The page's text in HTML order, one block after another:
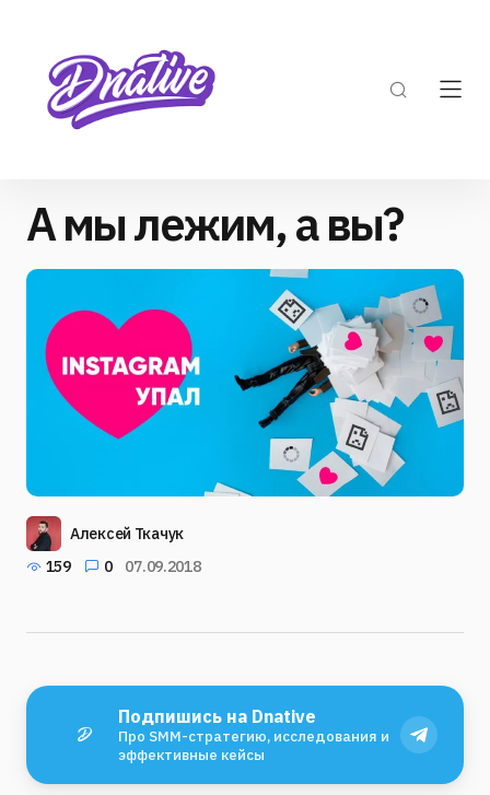
А мы лежим, а вы?
Алексей Ткачук
159
0 07.09.2018
Подпишись на Dnative
Про SMM-стратегию, исследования и
эффективные кейсы